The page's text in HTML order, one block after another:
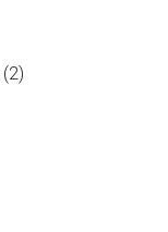
(2)